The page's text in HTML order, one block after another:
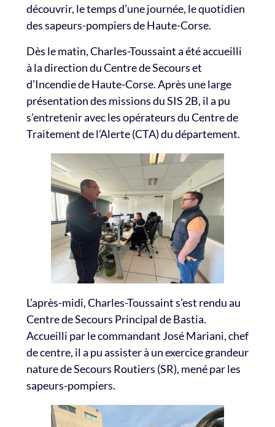
découvrir, le temps d’une journée, le quotidien
des sapeurs-pompiers de Haute-Corse.
Dès le matin, Charles-Toussaint a été accueilli
à la direction du Centre de Secours et
d’Incendie de Haute-Corse. Après une large
présentation des missions du SIS 2B, il a pu
s’entretenir avec les opérateurs du Centre de
Traitement de l’Alerte (CTA) du département.
L’après-midi, Charles-Toussaint s’est rendu au
Centre de Secours Principal de Bastia.
Accueilli par le commandant José Mariani, chef
de centre, il a pu assister à un exercice grandeur
nature de Secours Routiers (SR), mené par les
sapeurs-pompiers.